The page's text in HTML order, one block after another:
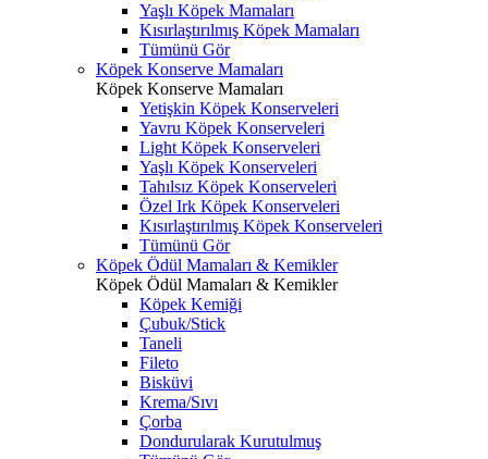
Yaşlı Köpek Mamaları
Kısırlaştırılmış Köpek Mamaları
Tümünü Gör
Köpek Konserve Mamaları
Köpek Konserve Mamaları
Yetişkin Köpek Konserveleri
Yavru Köpek Konserveleri
Light Köpek Konserveleri
Yaşlı Köpek Konserveleri
Tahılsız Köpek Konserveleri
Özel Irk Köpek Konserveleri
Kısırlaştırılmış Köpek Konserveleri
Tümünü Gör
Köpek Ödül Mamaları & Kemikler
Köpek Ödül Mamaları & Kemikler
Köpek Kemiği
Çubuk/Stick
Taneli
Fileto
Bisküvi
Krema/Sıvı
Çorba
Dondurularak Kurutulmuş